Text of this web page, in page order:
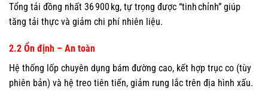
Tổng tải đồng nhất 36 900 kg, tự trọng được “tinh chỉnh” giúp
tăng tải thực và giảm chi phí nhiên liệu.
2.2 Ổn định – An toàn
Hệ thống lốp chuyên dụng bám đường cao, kết hợp trục co (tùy
phiên bản) và hệ treo tiên tiến, giảm rung lắc trên địa hình xấu.